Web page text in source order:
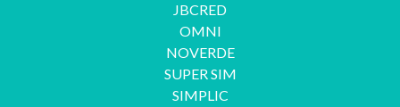
JBCRED
OMNI
NOVERDE
SUPER SIM
SIMPLIC